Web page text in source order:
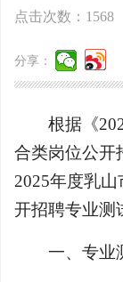
点击次数： 1568
分享：
根据《
合类岗位公开
2025年度乳
开招聘专业测
一、专业